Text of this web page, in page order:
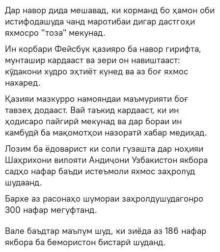
Дар навор дида мешавад, ки корманд бо ҳамон оби
истифодашуда чанд маротибаи дигар дастгоҳи
яхмосро "тоза" мекунад.
Ин корбари Фейсбук қазияро ба навор гирифта,
мунташир кардааст ва зери он навиштааст:
кӯдакони худро эҳтиёт кунед ва аз боғ яхмос
нахаред.
Қазияи мазкурро намояндаи маъмурияти боғ
тавзеҳ додааст. Вай таъкид кардааст, ки ин
ҳодисаро пайгирӣ мекунад ва дар бораи ин
камбудӣ ба мақомотҳои назоратӣ хабар медиҳад.
Лозим ба ёдоварист ки соли гузашта дар ноҳияи
Шаҳрихони вилояти Андиҷони Узбакистон якбора
садҳо нафар баъди истеъмоли яхмос заҳролуд
шудаанд.
Бархе аз расонаҳо шумораи заҳролдушудагонро
300 нафар мегуфтанд.
Вале баъдтар маълум шуд, ки зиёда аз 186 нафар
якбора ба бемористон бистарӣ шуданд.